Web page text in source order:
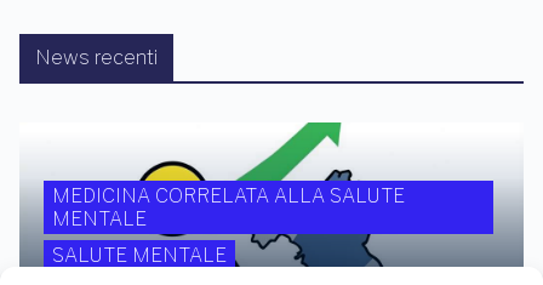
News recenti
MEDICINA CORRELATA ALLA SALUTE
MENTALE
SALUTE MENTALE